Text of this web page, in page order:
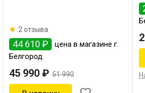
2 отзыва
44 610 ₽
цена в магазине г.
Белгород
45 990 ₽ 51 990